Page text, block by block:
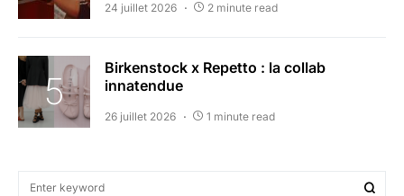
24 juillet 2026 2 minute read
Birkenstock x Repetto : la collab
innatendue
26 juillet 2026 1 minute read